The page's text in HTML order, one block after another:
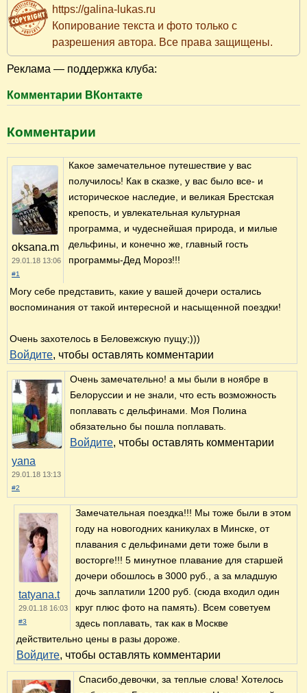
https://galina-lukas.ru
Копирование текста и фото только с
разрешения автора. Все права защищены.
Реклама — поддержка клуба:
Комментарии ВКонтакте
Комментарии
oksana.m
29.01.18 13:06
#1
Какое замечательное путешествие у вас
получилось! Как в сказке, у вас было все- и
историческое наследие, и великая Брестская
крепость, и увлекательная культурная
программа, и чудеснейшая природа, и милые
дельфины, и конечно же, главный гость
программы-Дед Мороз!!!
Могу себе представить, какие у вашей дочери остались
воспоминания от такой интересной и насыщенной поездки!
Очень захотелось в Беловежскую пущу;)))
Войдите, чтобы оставлять комментарии
yana
29.01.18 13:13
#2
Очень замечательно! а мы были в ноябре в
Белоруссии и не знали, что есть возможность
поплавать с дельфинами. Моя Полина
обязательно бы пошла поплавать.
Войдите, чтобы оставлять комментарии
tatyana.t
29.01.18 16:03
#3
Замечательная поездка!!! Мы тоже были в этом
году на новогодних каникулах в Минске, от
плавания с дельфинами дети тоже были в
восторге!!! 5 минутное плавание для старшей
дочери обошлось в 3000 руб., а за младшую
дочь заплатили 1200 руб. (сюда входил один
круг плюс фото на память). Всем советуем
здесь поплавать, так как в Москве
действительно цены в разы дороже.
Войдите, чтобы оставлять комментарии
Спасибо,девочки, за теплые слова! Хотелось